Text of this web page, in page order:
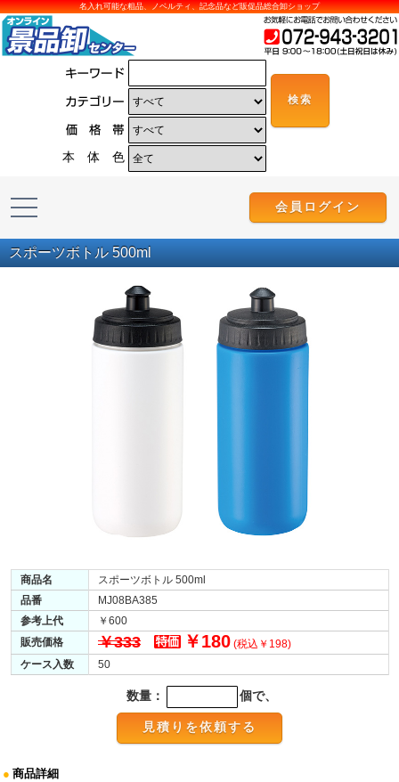
名入れ可能な粗品、ノベルティ、記念品など販促品総合卸ショップ
本 体 色
会員ログイン
スポーツボトル 500ml
商品名
スポーツボトル 500ml
品番
MJ08BA385
参考上代
￥600
販売価格
￥333 ￥180 (税込￥198)
ケース入数
50
数量： 個で、
● 商品詳細